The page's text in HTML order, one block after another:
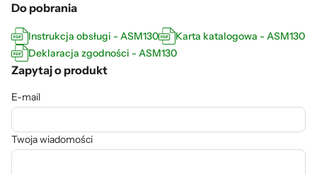
Do pobrania
Instrukcja obsługi - ASM130
Karta katalogowa - ASM130
Deklaracja zgodności - ASM130
Zapytaj o produkt
E-mail
Twoja wiadomości